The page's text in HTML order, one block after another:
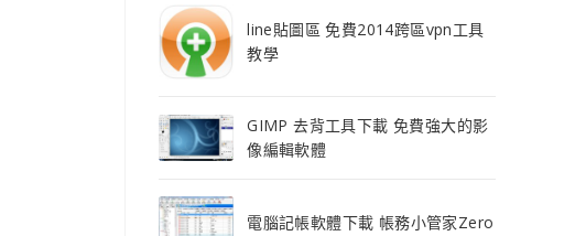
line貼圖區 免費2014跨區vpn工具
教學
GIMP 去背工具下載 免費強大的影
像編輯軟體
電腦記帳軟體下載 帳務小管家Zero